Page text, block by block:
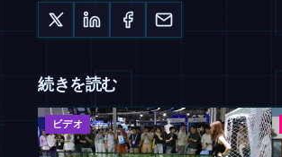
続きを読む
ビデオ